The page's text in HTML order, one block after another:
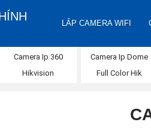
LẮP CAMERA WIFI
Camera Ip 360
Hikvision
Camera Ip Dome
Full Color Hik